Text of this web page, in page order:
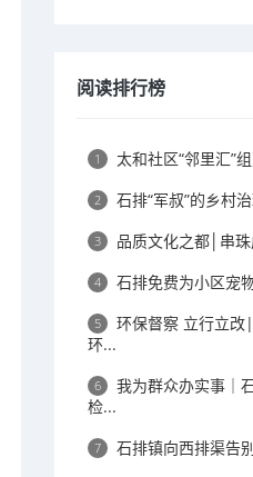
阅读排行榜
1 太和社区“邻里汇”
2 石排“军叔”的乡村
3 品质文化之都│​串
4 石排免费为小区宠
5
环保督察 立行立
环...
6
我为群众办实事｜
检...
7 石排镇向西排渠告